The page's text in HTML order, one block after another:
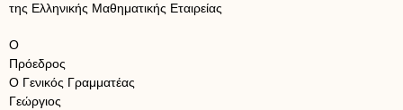
της Ελληνικής Μαθηματικής Εταιρείας
Ο
Πρόεδρος
Ο Γενικός Γραμματέας
Γεώργιος